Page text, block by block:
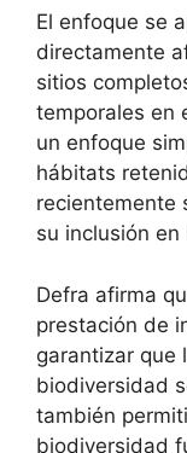
El enfoque se
directamente
sitios
temporales en
un enfoque
hábitats
recientemente
su inclusión en
Defra afirma
prestación de
garantizar que
biodiversidad
también
biodiversidad